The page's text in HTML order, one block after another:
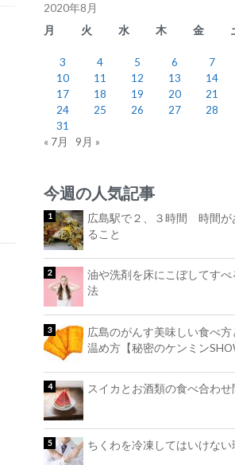
2020年8月
月
火 水 木 金
3
4 5 6 7
10
11 12 13 14
17
18 19 20 21
24
25 26 27 28
31
« 7月
9月 »
今週の人気記事
広島駅で２、３時間 時間が
ること
油や洗剤を床にこぼしてす
法
広島のがんす美味しい食べ
温め方【秘密のケンミン
スイカとお酒類の食べ合わせ
ちくわを冷凍してはいけない